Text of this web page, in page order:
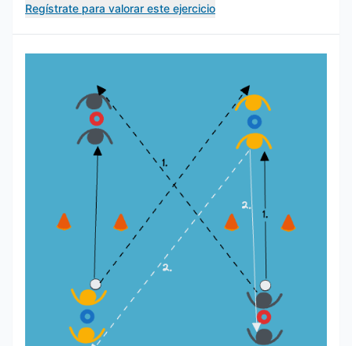
Regístrate para valorar este ejercicio